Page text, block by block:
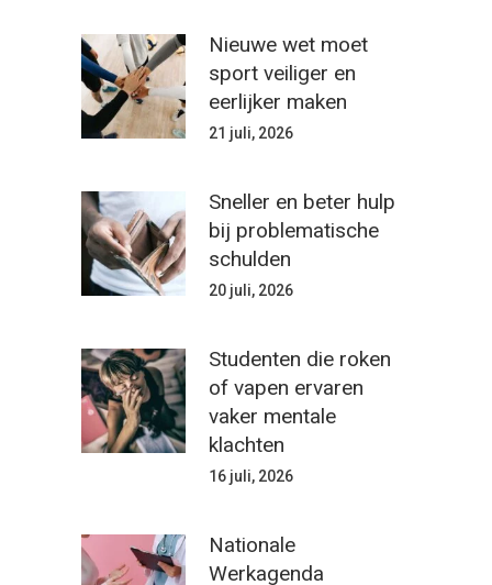
Nieuwe wet moet
sport veiliger en
eerlijker maken
21 juli, 2026
Sneller en beter hulp
bij problematische
schulden
20 juli, 2026
Studenten die roken
of vapen ervaren
vaker mentale
klachten
16 juli, 2026
Nationale
Werkagenda